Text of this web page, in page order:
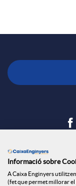
x
S
i
c
ó
a
Informació sobre
A Caixa Enginyers
(fet que permet millorar